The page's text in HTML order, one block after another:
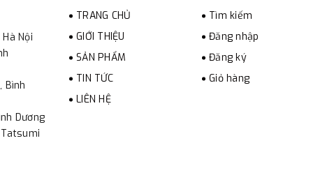
Nội
Bình
Dương
TRANG CHỦ
GIỚI THIỆU
SẢN PHẨM
TIN TỨC
LIÊN HỆ
Tìm kiếm
Đăng nhập
Đăng ký
Giỏ hàng